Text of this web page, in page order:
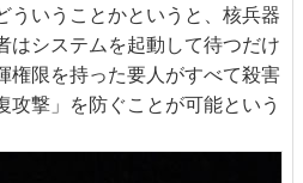
ういうことかというと、核兵器
はシステムを起動して待つだけ
権限を持った要人がすべて殺害
攻撃」を防ぐことが可能という